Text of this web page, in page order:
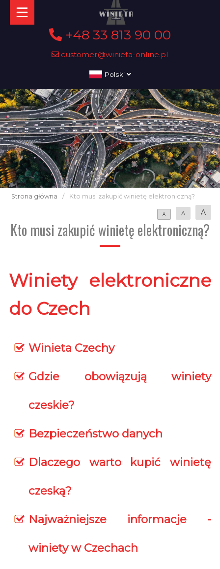
+48 33 813 90 00
customer@winieta-online.pl
Polski
Strona główna / Kto musi zakupić winietę elektroniczną?
A A A
Kto musi zakupić winietę elektroniczną?
Winiety elektroniczne
do Czech
Winieta Czechy
Gdzie obowiązują winiety
czeskie?
Bezpieczeństwo danych
Dlaczego warto kupić winietę
czeską?
Najważniejsze informacje -
winiety w Czechach